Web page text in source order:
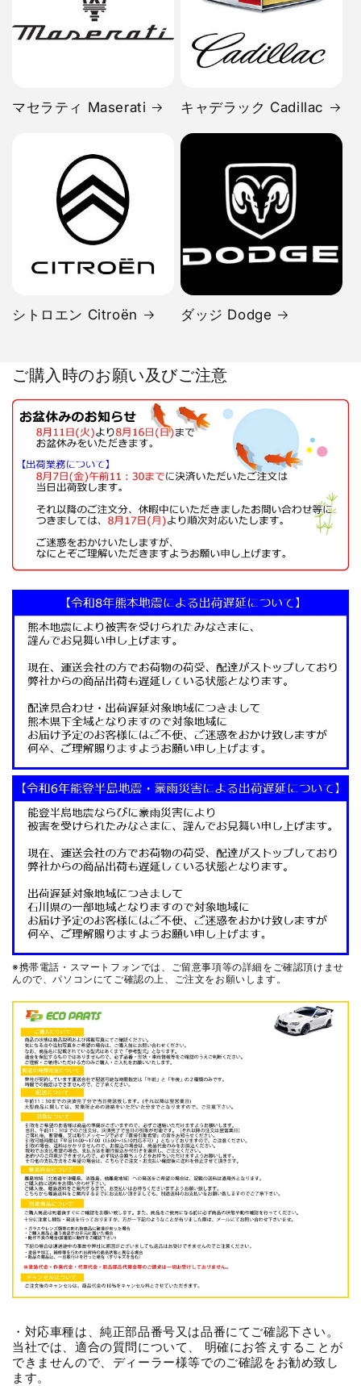
マセラティ Maserati キャデラック Cadillac
シトロエン Citroën ダッジ Dodge
ご購入時のお願い及びご注意
※携帯電話・スマートフォンでは、ご留意事項等の詳細をご確認頂けませ
んので、パソコンにてご確認の上、ご注文をお願いします。
・対応車種は、純正部品番号又は品番にてご確認下さい。
当社では、適合の質問について、 明確にお答えすることが
できませんので、ディーラー様等でのご確認をお勧め致し
ます。